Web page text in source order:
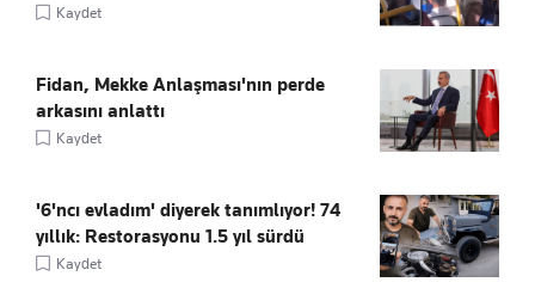
Kaydet
Fidan, Mekke Anlaşması'nın perde
arkasını anlattı
Kaydet
'6'ncı evladım' diyerek tanımlıyor! 74
yıllık: Restorasyonu 1.5 yıl sürdü
Kaydet